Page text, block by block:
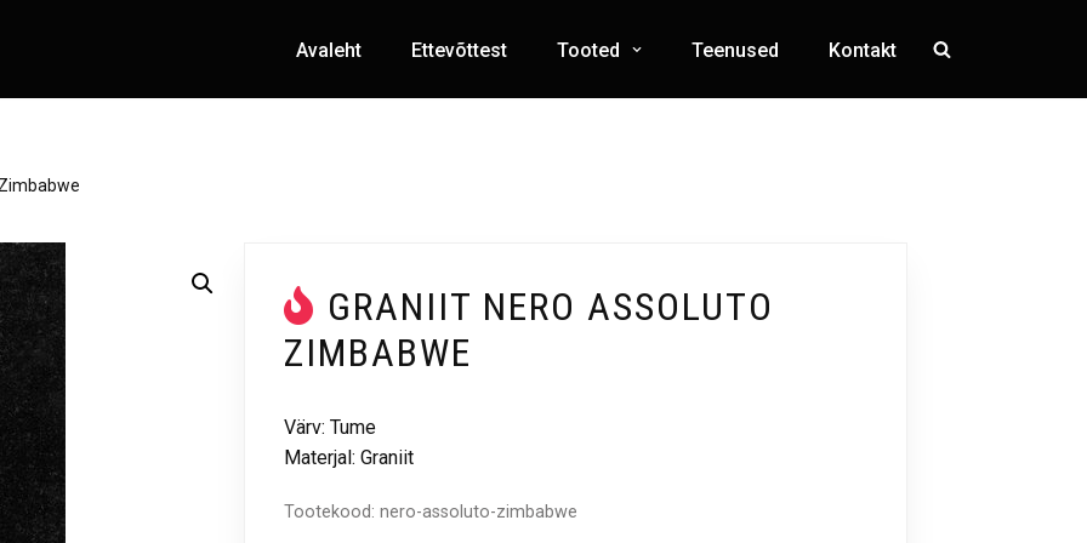
Avaleht Ettevõttest Tooted Teenused Kontakt
GRANIIT NERO ASSOLUTO
ZIMBABWE
Värv: Tume
Materjal: Graniit
Tootekood:nero-assoluto-zimbabwe